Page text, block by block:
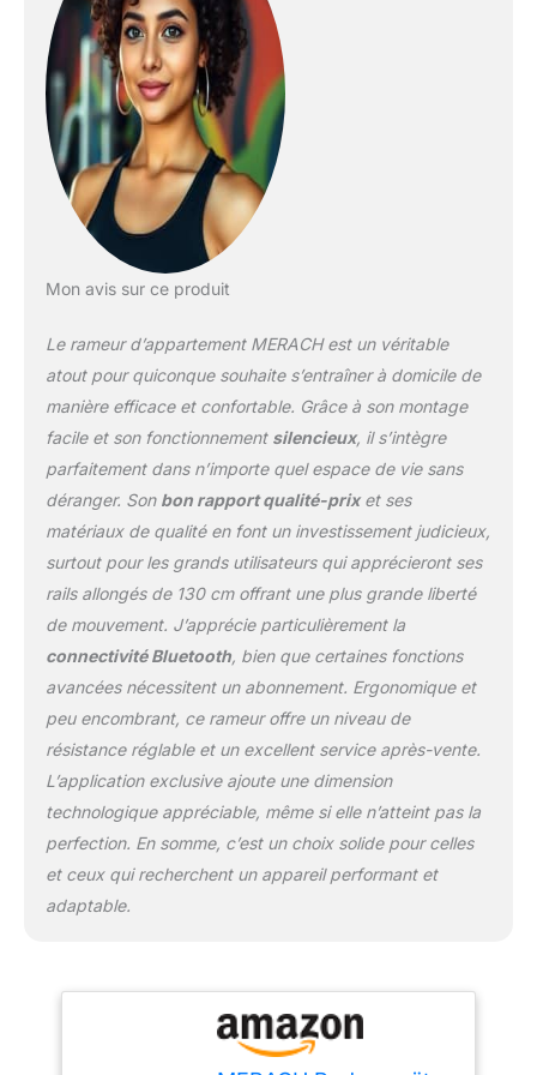
d'inertie électromagnétique
puissant avec une
résistance allant jusqu'à 40
kg : Ce système de
résistance puissant et
silencieux vous permet de
pratiquer l'aviron à haute
intensité. Le contrôle
électromagnétique surmonte
les limites des rameurs
un entraînement réaliste et
glissement extra-longue de
130 cm pour les utilisateurs
de grande taille : La
allongé offre une plus
grande liberté de
mouvement et une plus
grande stabilité, idéale pour
les utilisateurs de grande
taille. L'appareil supporte
jusqu'à 158 kg et est
exceptionnellement robuste.
Affichage intelligent des
l'application : Un grand
écran LED vous informe de
vos données
d'entraînement. Connectez-
l'application exclusive
MERACH pour suivre vos
progrès, analyser vos
monde : Bénéficiez de
l'expérience de la marque
Mon avis sur ce produit
Le rameur d’appartement MERACH est un véritable
atout pour quiconque souhaite s’entraîner à domicile de
manière efficace et confortable. Grâce à son montage
facile et son fonctionnement silencieux, il s’intègre
parfaitement dans n’importe quel espace de vie sans
déranger. Son bon rapport qualité-prixet ses
matériaux de qualité en font un investissement judicieux,
surtout pour les grands utilisateurs qui apprécieront ses
rails allongés de 130 cm offrant une plus grande liberté
de mouvement. J’apprécie particulièrement la
connectivité Bluetooth, bien que certaines fonctions
avancées nécessitent un abonnement. Ergonomique et
peu encombrant, ce rameur offre un niveau de
résistance réglable et un excellent service après-vente.
L’application exclusive ajoute une dimension
technologique appréciable, même si elle n’atteint pas la
perfection. En somme, c’est un choix solide pour celles
et ceux qui recherchent un appareil performant et
adaptable.